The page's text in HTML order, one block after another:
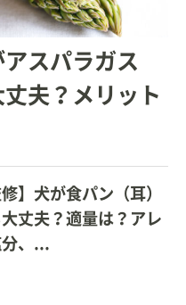
アスパラガス
丈夫？メリット
修】犬が食パン（耳）
丈夫？適量は？アレ
分、...